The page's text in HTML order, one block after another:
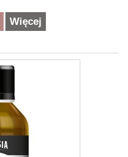
Więcej